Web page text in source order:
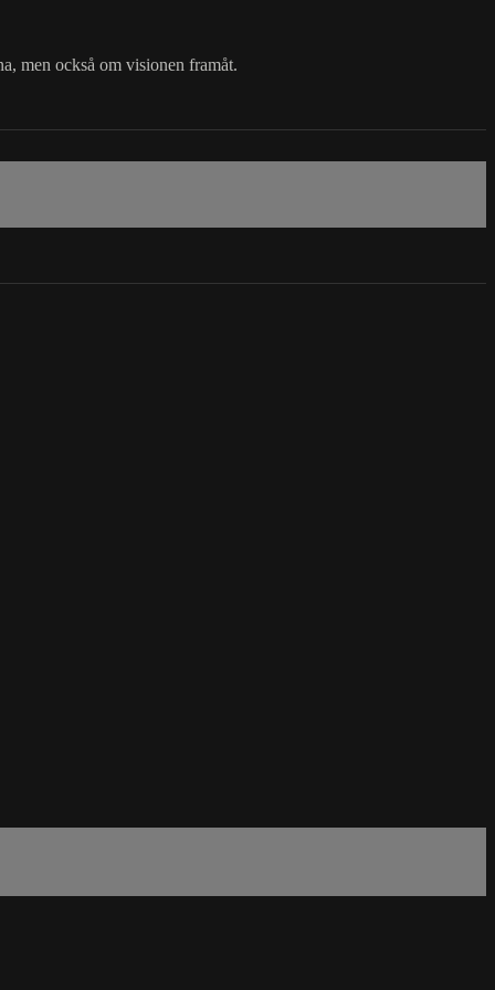
men också om visionen framåt.